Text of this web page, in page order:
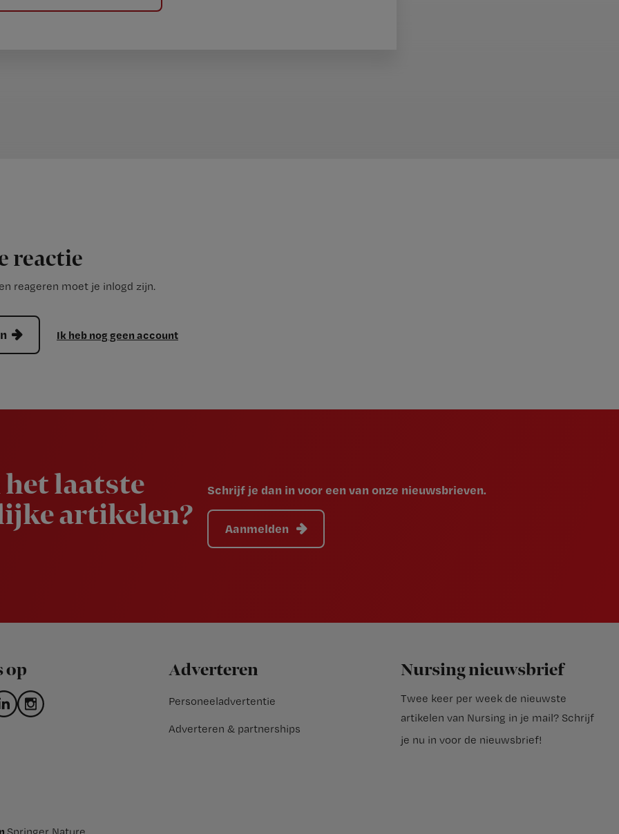
reactie
reageren moet je inlogd zijn.
Ik heb nog geen account
laatste
artikelen?
Schrijf je dan in voor een van onze nieuwsbrieven.
Aanmelden
op Adverteren
Personeeladvertentie
Adverteren & partnerships
Nursing nieuwsbrief
Twee keer per week de nieuwste
artikelen van Nursing in je mail? Schrijf
je nu in voor de nieuwsbrief!